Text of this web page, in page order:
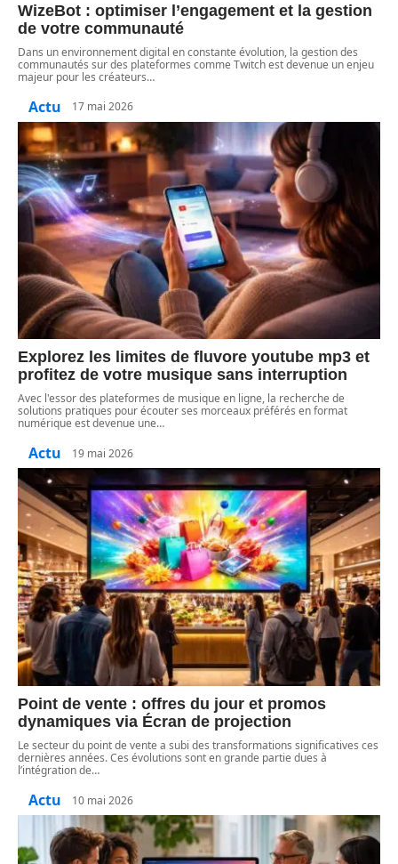
WizeBot : optimiser l’engagement et la gestion
de votre communauté
Dans un environnement digital en constante évolution, la gestion des
communautés sur des plateformes comme Twitch est devenue un enjeu
majeur pour les créateurs…
Actu 17 mai 2026
Explorez les limites de fluvore youtube mp3 et
profitez de votre musique sans interruption
Avec l'essor des plateformes de musique en ligne, la recherche de
solutions pratiques pour écouter ses morceaux préférés en format
numérique est devenue une…
Actu 19 mai 2026
Point de vente : offres du jour et promos
dynamiques via Écran de projection
Le secteur du point de vente a subi des transformations significatives ces
dernières années. Ces évolutions sont en grande partie dues à
l’intégration de…
Actu 10 mai 2026